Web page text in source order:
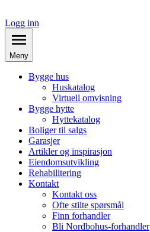
Logg inn
Meny
Bygge hus
Huskatalog
Virtuell omvisning
Bygge hytte
Hyttekatalog
Boliger til salgs
Garasjer
Artikler og inspirasjon
Eiendomsutvikling
Rehabilitering
Kontakt
Kontakt oss
Ofte stilte spørsmål
Finn forhandler
Bli Nordbohus-forhandler